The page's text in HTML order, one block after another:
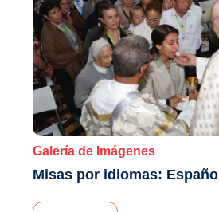
Galería de Imágenes
Misas por idiomas: Español